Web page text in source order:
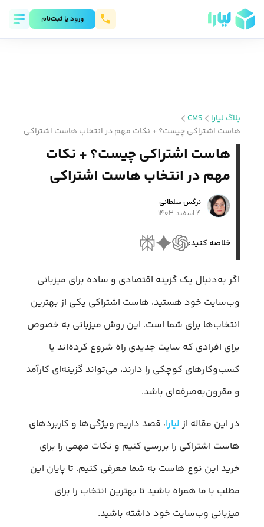
ورود يا ثبت‌نام
بلاگ لیارا
CMS
هاست اشتراکی چیست؟ + نکات مهم در انتخاب هاست اشتراکی
هاست اشتراکی چیست؟ + نکات
مهم در انتخاب هاست اشتراکی
نرگس سلطانی
۴ اسفند ۱۴۰۳
خلاصه کنید:
اگر به‌دنبال یک گزینه اقتصادی و ساده برای میزبانی
وب‌سایت خود هستید، هاست اشتراکی یکی از بهترین
انتخاب‌ها برای شما است. این روش میزبانی به خصوص
برای افرادی که سایت جدیدی راه‌ شروع کرده‌اند یا
کسب‌وکارهای کوچکی را دارند، می‌تواند گزینه‌ای کارآمد
و مقرون‌به‌صرفه‌ای باشد.
در این مقاله از لیارا، قصد داریم ویژگی‌ها و کاربردهای
هاست اشتراکی را بررسی کنیم و نکات مهمی را برای
خرید این نوع هاست به شما معرفی کنیم. تا پایان این
مطلب با ما همراه باشید تا بهترین انتخاب را برای
میزبانی وب‌سایت خود داشته باشید.